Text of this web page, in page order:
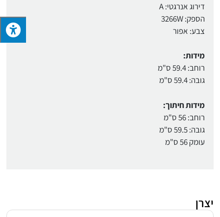
דירוג אנרגטי: A
הספק: 3266W
צבע: אפור
מידות:
רוחב: 59.4 ס"מ
גובה: 59.4 ס"מ
מידות חיתוך:
רוחב: 56 ס"מ
גובה: 59.5 ס"מ
עומק 56 ס"מ
יצרן